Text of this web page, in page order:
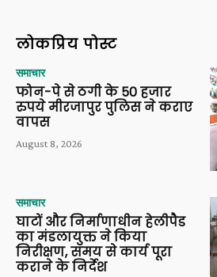
लोकप्रिय पोस्ट
समाचार
फोन-पे से ठगी के 50 हजार
रुपये मीरजापुर पुलिस ने कराए
वापस
August 8, 2026
समाचार
घाटों और निर्माणाधीन हेलीपैड
का मंडलायुक्त ने किया
निरीक्षण, समय से कार्य पूरा
कराने के निर्देश